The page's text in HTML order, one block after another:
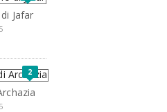
Jafar
2